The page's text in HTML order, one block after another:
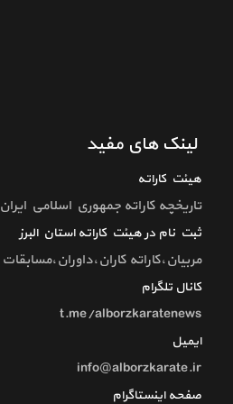
لینک های مفید
هیئت کاراته
تاريخچه كاراته جمهوري اسلامي ايران
ثبت نام در هیئت کاراته استان البرز
مربیان،کاراته کاران،داوران،مسابقات
کانال تلگرام
t.me/alborzkaratenews
ایمیل
info@alborzkarate.ir
صفحه اینستاگرام